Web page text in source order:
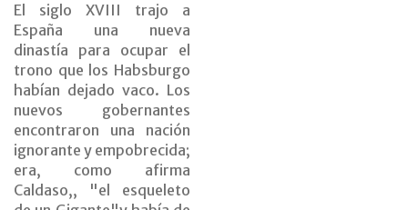
El siglo XVIII trajo a
España una nueva
dinastía para ocupar el
trono que los Habsburgo
habían dejado vaco. Los
nuevos gobernantes
encontraron una nación
ignorante y empobrecida;
era, como afirma
Caldaso,, "el esqueleto